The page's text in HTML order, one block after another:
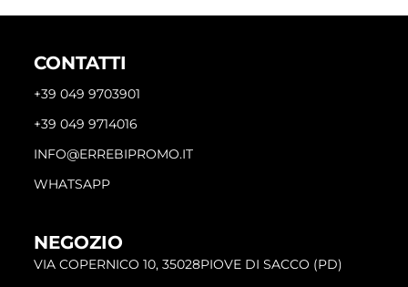
CONTATTI
+39 049 9703901
+39 049 9714016
INFO@ERREBIPROMO.IT
WHATSAPP
NEGOZIO
VIA COPERNICO 10, 35028PIOVE DI SACCO (PD)